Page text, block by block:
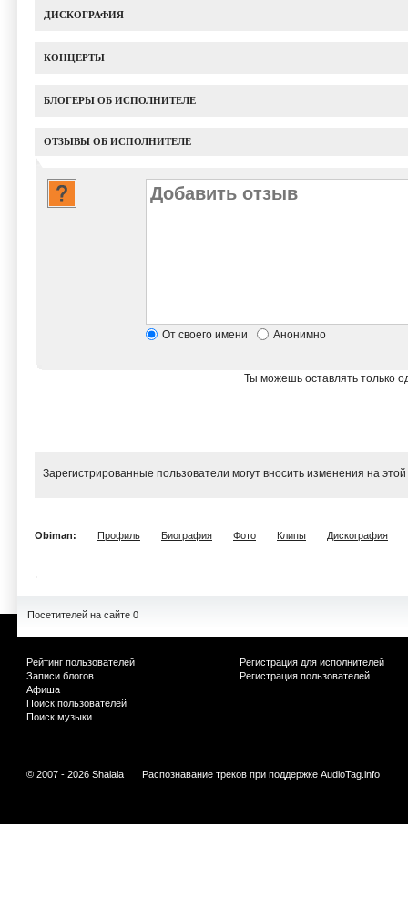
ДИСКОГРАФИЯ
КОНЦЕРТЫ
БЛОГЕРЫ ОБ ИСПОЛНИТЕЛЕ
ОТЗЫВЫ ОБ ИСПОЛНИТЕЛЕ
От своего имени Анонимно
Ты можешь оставлять только
Зарегистрированные пользователи могут вносить изменения на
Obiman: Профиль Биография Фото Клипы Дискография
Посетителей на сайте 0
Рейтинг пользователей
Записи блогов
Афиша
Поиск пользователей
Поиск музыки
Регистрация для исполнителей
Регистрация пользователей
© 2007 - 2026 Shalala Распознавание треков при поддержке AudioTag.info